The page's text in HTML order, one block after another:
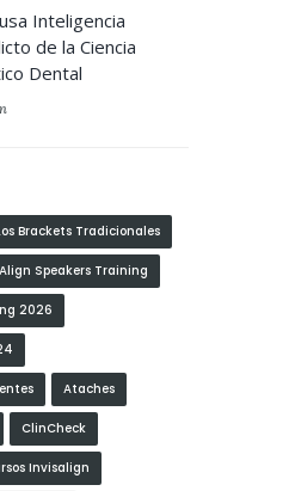
Inteligencia
de la Ciencia
Dental
Brackets Tradicionales
Align Speakers Training
2026
Ataches
ClinCheck
Invisalign